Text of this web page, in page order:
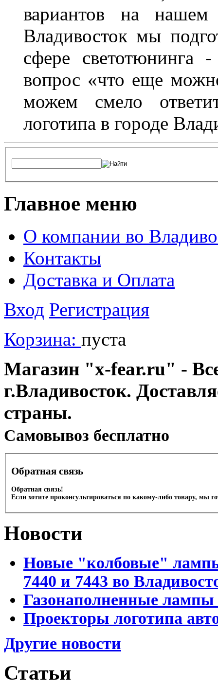
вариантов на
Владивосток мы
сфере светотюнинга
вопрос «что еще
можем смело
логотипа в городе
Главное меню
О компании во
Контакты
Доставка и Оплата
Вход Регистрация
Корзина: пуста
Магазин "x-fear.ru" -
г.Владивосток.
страны.
Cамовывоз бесплатно
Обратная связь
Обратная связь!
Если хотите проконсультироваться по какому-либо товару, мы
Новости
Новые "колбовые"
7440 и 7443 во
Газонаполненные лампы
Проекторы логотипа
Другие новости
Статьи